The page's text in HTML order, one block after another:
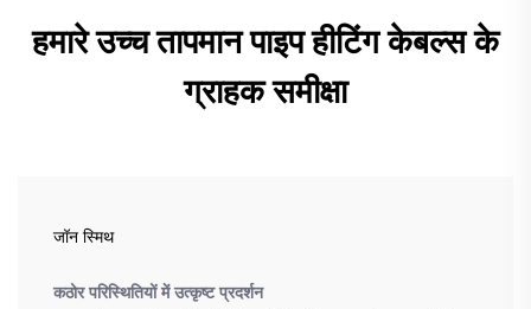
हमारे उच्च तापमान पाइप हीटिंग केबल्स के
ग्राहक समीक्षा
जॉन स्मिथ
कठोर परिस्थितियों में उत्कृष्ट प्रदर्शन